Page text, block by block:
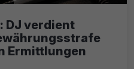
DJ verdient
Ermittlungen